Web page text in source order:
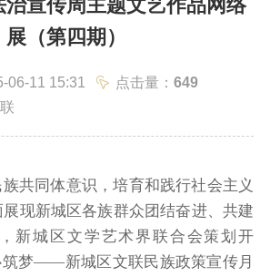
走进新城
宣传周主题文艺作品网络
展（第四期）
06-11 15:31 点击量： 649
共同体意识，培育和践行社会主义
现新城区各族群众团结奋进、共建
新城区文学艺术界联合会策划开
筑梦——新城区文联民族政策宣传月